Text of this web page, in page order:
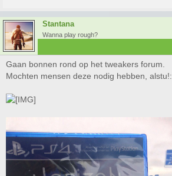
Stantana
Wanna play rough?
Gaan bonnen rond op het tweakers forum.
Mochten mensen deze nodig hebben, alstu!: